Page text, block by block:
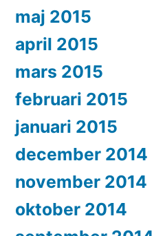
maj 2015
april 2015
mars 2015
februari 2015
januari 2015
december 2014
november 2014
oktober 2014